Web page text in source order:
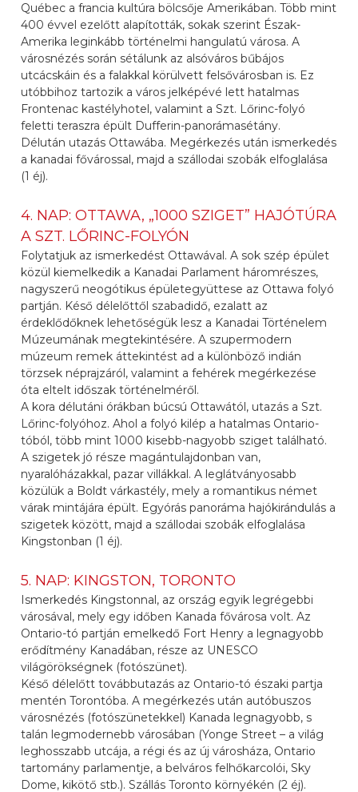
Québec a francia kultúra bölcsője Amerikában. Több mint
400 évvel ezelőtt alapították, sokak szerint Észak-
Amerika leginkább történelmi hangulatú városa. A
városnézés során sétálunk az alsóváros bűbájos
utcácskáin és a falakkal körülvett felsővárosban is. Ez
utóbbihoz tartozik a város jelképévé lett hatalmas
Frontenac kastélyhotel, valamint a Szt. Lőrinc-folyó
feletti teraszra épült Dufferin-panorámasétány.
Délután utazás Ottawába. Megérkezés után ismerkedés
a kanadai fővárossal, majd a szállodai szobák elfoglalása
(1 éj).
4. NAP: OTTAWA, „1000 SZIGET” HAJÓTÚRA
A SZT. LŐRINC-FOLYÓN
Folytatjuk az ismerkedést Ottawával. A sok szép épület
közül kiemelkedik a Kanadai Parlament háromrészes,
nagyszerű neogótikus épületegyüttese az Ottawa folyó
partján. Késő délelőttől szabadidő, ezalatt az
érdeklődőknek lehetőségük lesz a Kanadai Történelem
Múzeumának megtekintésére. A szupermodern
múzeum remek áttekintést ad a különböző indián
törzsek néprajzáról, valamint a fehérek megérkezése
óta eltelt időszak történelméről.
A kora délutáni órákban búcsú Ottawától, utazás a Szt.
Lőrinc-folyóhoz. Ahol a folyó kilép a hatalmas Ontario-
tóból, több mint 1000 kisebb-nagyobb sziget található.
A szigetek jó része magántulajdonban van,
nyaralóházakkal, pazar villákkal. A leglátványosabb
közülük a Boldt várkastély, mely a romantikus német
várak mintájára épült. Egyórás panoráma hajókirándulás a
szigetek között, majd a szállodai szobák elfoglalása
Kingstonban (1 éj).
5. NAP: KINGSTON, TORONTO
Ismerkedés Kingstonnal, az ország egyik legrégebbi
városával, mely egy időben Kanada fővárosa volt. Az
Ontario-tó partján emelkedő Fort Henry a legnagyobb
erődítmény Kanadában, része az UNESCO
világörökségnek (fotószünet).
Késő délelőtt továbbutazás az Ontario-tó északi partja
mentén Torontóba. A megérkezés után autóbuszos
városnézés (fotószünetekkel) Kanada legnagyobb, s
talán legmodernebb városában (Yonge Street – a világ
leghosszabb utcája, a régi és az új városháza, Ontario
tartomány parlamentje, a belváros felhőkarcolói, Sky
Dome, kikötő stb.). Szállás Toronto környékén (2 éj).